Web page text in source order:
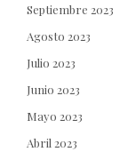
Septiembre 2023
Agosto 2023
Julio 2023
Junio 2023
Mayo 2023
Abril 2023